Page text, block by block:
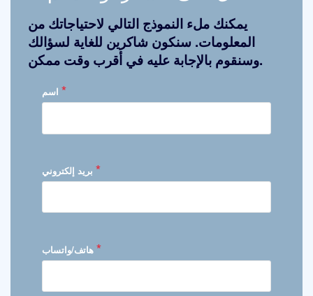
يمكنك ملء النموذج التالي لاحتياجاتك من
المعلومات. سنكون شاكرين للغاية لسؤالك
وسنقوم بالإجابة عليه في أقرب وقت ممكن.
*
*
*